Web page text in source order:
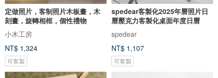
定做照片，客制照片木板畫，木
刻畫，旋轉相框，個性禮物
小木工房
NT$ 1,324
可客製
spedear客製化2025年曆照片日
曆壓克力客製化桌面年度日曆
spedear
NT$ 1,107
可客製